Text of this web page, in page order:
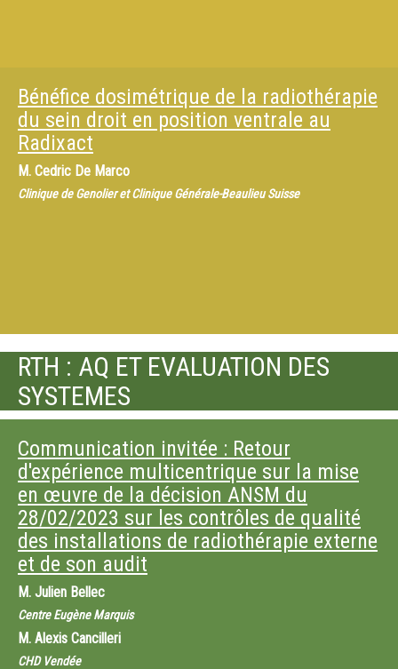
Bénéfice dosimétrique de la radiothérapie
du sein droit en position ventrale au
Radixact
M. Cedric De Marco
Clinique de Genolier et Clinique Générale-Beaulieu Suisse
RTH : AQ ET EVALUATION DES
SYSTEMES
Communication invitée : Retour
d'expérience multicentrique sur la mise
en œuvre de la décision ANSM du
28/02/2023 sur les contrôles de qualité
des installations de radiothérapie externe
et de son audit
M. Julien Bellec
Centre Eugène Marquis
M. Alexis Cancilleri
CHD Vendée